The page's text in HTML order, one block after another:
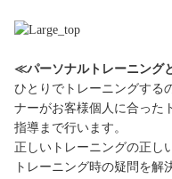
≪パーソナルトレーニング
ひとりでトレーニングする
ナーがお客様個人に合った
指導まで行います。
正しいトレーニングの正し
トレーニング時の疑問を解